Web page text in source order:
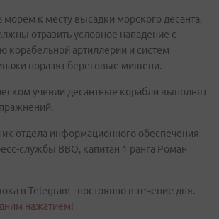
к месту высадки морского десанта,
отразить условное нападение с
корабельной артиллерии и систем
поразят береговые мишени.
учении десантные корабли выполнят
отдела информационного обеспечения
службы ВВО, капитан 1 ранга Роман
в Telegram - постоянно в течение дня.
нажатием!